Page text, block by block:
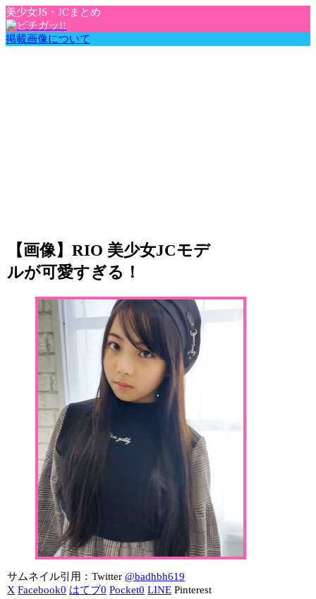
美少女JS・JCまとめ
掲載画像について
【画像】RIO 美少女JCモデ
ルが可愛すぎる！
サムネイル引用：Twitter@badhbh619
X Facebook0 はてブ0 Pocket0 LINE Pinterest